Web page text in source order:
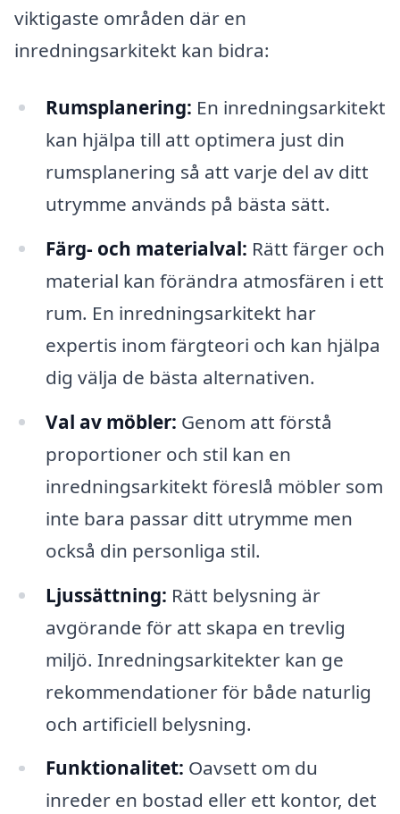
viktigaste områden där en
inredningsarkitekt kan bidra:
Rumsplanering: En inredningsarkitekt
kan hjälpa till att optimera just din
rumsplanering så att varje del av ditt
utrymme används på bästa sätt.
Färg- och materialval: Rätt färger och
material kan förändra atmosfären i ett
rum. En inredningsarkitekt har
expertis inom färgteori och kan hjälpa
dig välja de bästa alternativen.
Val av möbler: Genom att förstå
proportioner och stil kan en
inredningsarkitekt föreslå möbler som
inte bara passar ditt utrymme men
också din personliga stil.
Ljussättning: Rätt belysning är
avgörande för att skapa en trevlig
miljö. Inredningsarkitekter kan ge
rekommendationer för både naturlig
och artificiell belysning.
Funktionalitet: Oavsett om du
inreder en bostad eller ett kontor, det